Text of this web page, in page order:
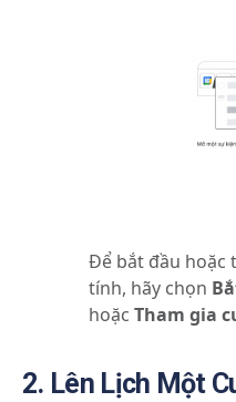
Để bắt đầu hoặc
tính, hãy chọn
hoặcTham gia
2. Lên Lịch Một